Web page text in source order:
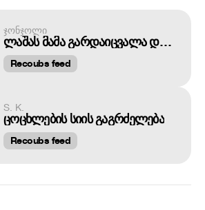
ჯონჯოლი
ლაშას მამა გარდაიცვალა და გუგავა მოვა
Recoubs feed
S. K.
ცოცხლების სიის გაგრძელება
Recoubs feed